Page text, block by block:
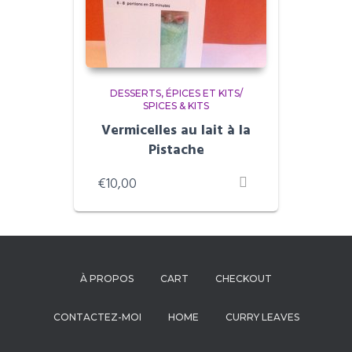
DESSERTS ÉPICES ET KITS/
SPICES & KITS
Vermicelles au lait à la
Pistache
€10,00
À PROPOS CART CHECKOUT
CONTACTEZ-MOI HOME CURRY LEAVES